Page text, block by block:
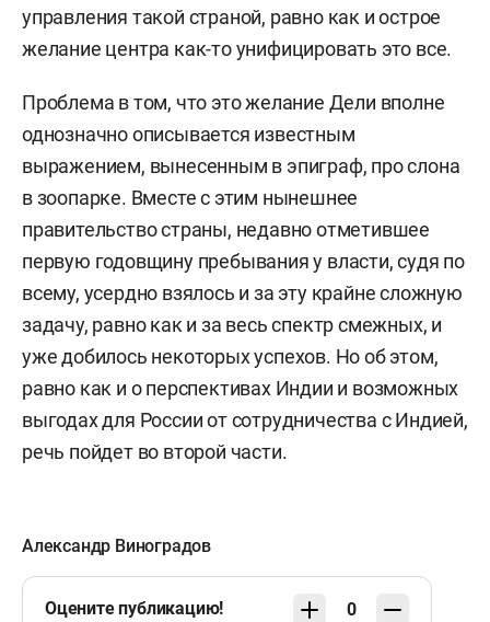
управления такой страной, равно как и острое
желание центра как-то унифицировать это все.
Проблема в том, что это желание Дели вполне
однозначно описывается известным
выражением, вынесенным в эпиграф, про слона
в зоопарке. Вместе с этим нынешнее
правительство страны, недавно отметившее
первую годовщину пребывания у власти, судя по
всему, усердно взялось и за эту крайне сложную
задачу, равно как и за весь спектр смежных, и
уже добилось некоторых успехов. Но об этом,
равно как и о перспективах Индии и возможных
выгодах для России от сотрудничества с Индией,
речь пойдет во второй части.
Александр Виноградов
Оцените публикацию! 0